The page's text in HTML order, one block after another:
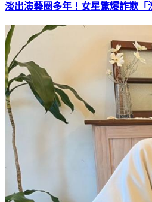
淡出演藝圈多年！女星驚爆詐欺